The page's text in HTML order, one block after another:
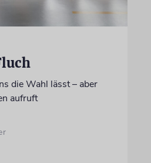
die Wahl lässt – aber
aufruft